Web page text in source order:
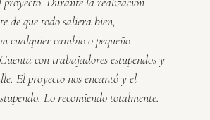
de que todo saliera bien,
cualquier cambio o pequeño
con trabajadores estupendos y
El proyecto nos encantó y el
Lo recomiendo totalmente.